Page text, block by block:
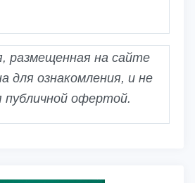
размещенная на сайте
для ознакомления, и не
публичной офертой.